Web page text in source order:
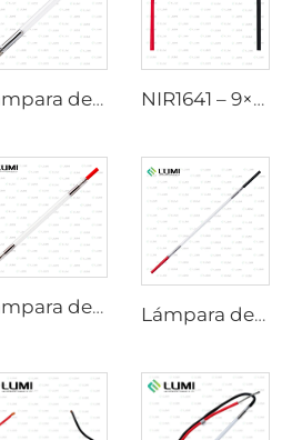
Lámpara de Xenón IPL P1640 – 7×47×110 mm NIR1641 – 9×45×110 mm
Lámpara de xenón láser L2741 – 7×100×167 mm Lámpara de xenón láser L2851-5×105×175 mm